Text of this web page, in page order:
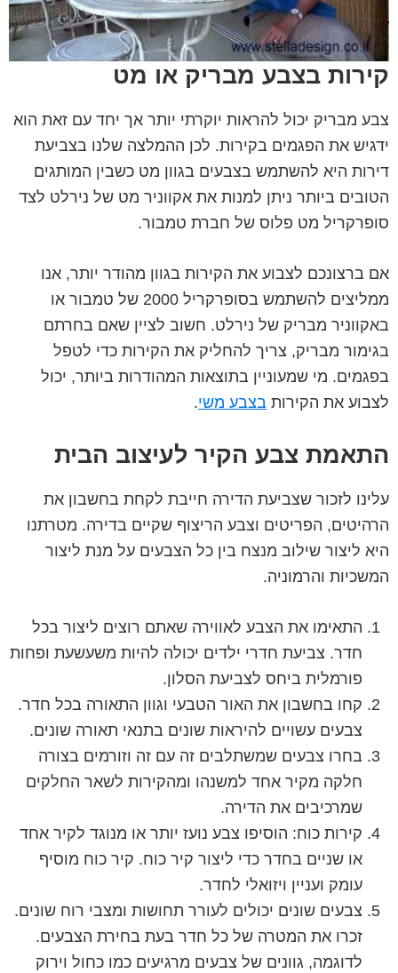
קירות בצבע מבריק או מט
צבע מבריק יכול להראות יוקרתי יותר אך יחד עם זאת הוא
ידגיש את הפגמים בקירות. לכן ההמלצה שלנו בצביעת
דירות היא להשתמש בצבעים בגוון מט כשבין המותגים
הטובים ביותר ניתן למנות את אקווניר מט של נירלט לצד
סופרקריל מט פלוס של חברת טמבור.
אם ברצונכם לצבוע את הקירות בגוון מהודר יותר, אנו
ממליצים להשתמש בסופרקריל 2000 של טמבור או
באקווניר מבריק של נירלט. חשוב לציין שאם בחרתם
בגימור מבריק, צריך להחליק את הקירות כדי לטפל
בפגמים. מי שמעוניין בתוצאות המהודרות ביותר, יכול
לצבוע את הקירות בצבע משי.
התאמת צבע הקיר לעיצוב הבית
עלינו לזכור שצביעת הדירה חייבת לקחת בחשבון את
הרהיטים, הפריטים וצבע הריצוף שקיים בדירה. מטרתנו
היא ליצור שילוב מנצח בין כל הצבעים על מנת ליצור
המשכיות והרמוניה.
התאימו את הצבע לאווירה שאתם רוצים ליצור בכל
חדר. צביעת חדרי ילדים יכולה להיות משעשעת ופחות
פורמלית ביחס לצביעת הסלון.
קחו בחשבון את האור הטבעי וגוון התאורה בכל חדר.
צבעים עשויים להיראות שונים בתנאי תאורה שונים.
בחרו צבעים שמשתלבים זה עם זה וזורמים בצורה
חלקה מקיר אחד למשנהו ומהקירות לשאר החלקים
שמרכיבים את הדירה.
קירות כוח: הוסיפו צבע נועז יותר או מנוגד לקיר אחד
או שניים בחדר כדי ליצור קיר כוח. קיר כוח מוסיף
עומק ועניין ויזואלי לחדר.
צבעים שונים יכולים לעורר תחושות ומצבי רוח שונים.
זכרו את המטרה של כל חדר בעת בחירת הצבעים.
לדוגמה, גוונים של צבעים מרגיעים כמו כחול וירוק